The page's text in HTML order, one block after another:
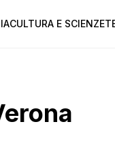
CULTURA E SCIENZE